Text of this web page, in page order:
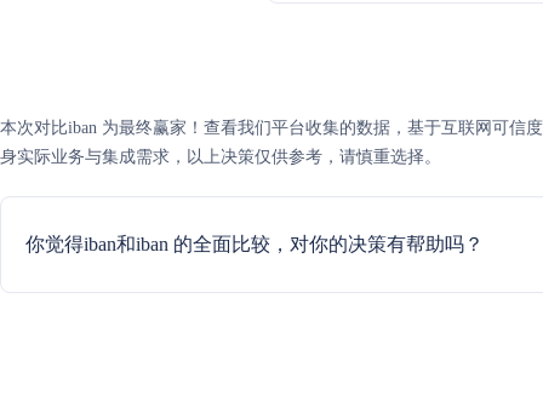
本次对比iban 为最终赢家！查看我们平台收集的数据，基于互联网可信
身实际业务与集成需求，以上决策仅供参考，请慎重选择。
你觉得iban和iban 的全面比较，对你的决策有帮助吗？